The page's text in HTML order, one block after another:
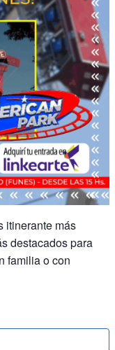
itinerante más
destacados para
familia o con